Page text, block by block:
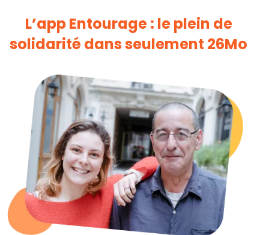
L’app Entourage : le plein de
solidarité dans seulement 26Mo